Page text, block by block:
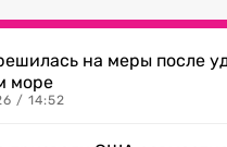
на меры после
море
/ 14:52